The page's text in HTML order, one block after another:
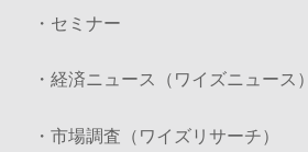
・セミナー
・経済ニュース（ワイズニュース）
・市場調査（ワイズリサーチ）